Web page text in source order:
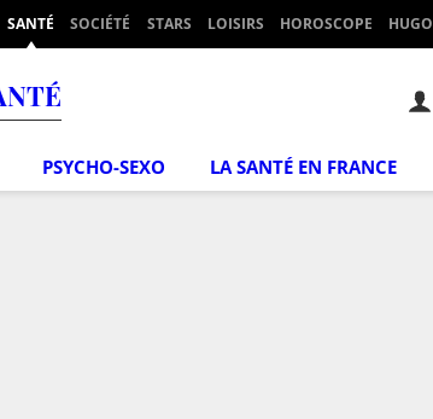
SANTÉ SOCIÉTÉ STARS LOISIRS HOROSCOPE HUGO
PSYCHO-SEXO LA SANTÉ EN FRANCE